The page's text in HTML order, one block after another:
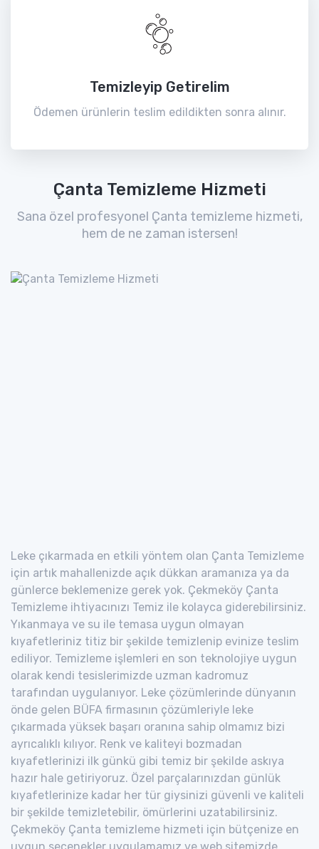
Temizleyip Getirelim
Ödemen ürünlerin teslim edildikten sonra alınır.
Çanta Temizleme Hizmeti
Sana özel profesyonel Çanta temizleme hizmeti,
hem de ne zaman istersen!
Leke çıkarmada en etkili yöntem olan Çanta Temizleme
için artık mahallenizde açık dükkan aramanıza ya da
günlerce beklemenize gerek yok. Çekmeköy Çanta
Temizleme ihtiyacınızı Temiz ile kolayca giderebilirsiniz.
Yıkanmaya ve su ile temasa uygun olmayan
kıyafetleriniz titiz bir şekilde temizlenip evinize teslim
ediliyor. Temizleme işlemleri en son teknolojiye uygun
olarak kendi tesislerimizde uzman kadromuz
tarafından uygulanıyor. Leke çözümlerinde dünyanın
önde gelen BÜFA firmasının çözümleriyle leke
çıkarmada yüksek başarı oranına sahip olmamız bizi
ayrıcalıklı kılıyor. Renk ve kaliteyi bozmadan
kıyafetlerinizi ilk günkü gibi temiz bir şekilde askıya
hazır hale getiriyoruz. Özel parçalarınızdan günlük
kıyafetlerinize kadar her tür giysinizi güvenli ve kaliteli
bir şekilde temizletebilir, ömürlerini uzatabilirsiniz.
Çekmeköy Çanta temizleme hizmeti için bütçenize en